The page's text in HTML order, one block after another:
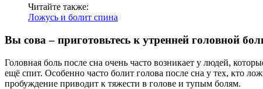
Читайте также:
Ложусь и болит спина
Вы сова – приготовьтесь к утренней головной
Головная боль после сна очень часто возникает у людей,
ещё спит. Особенно часто болит голова после сна у тех, кто
пробуждение приводит к тяжести в голове и тупым болям.